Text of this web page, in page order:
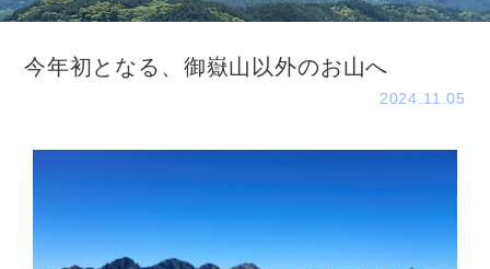
今年初となる、御嶽山以外のお山へ
2024.11.05